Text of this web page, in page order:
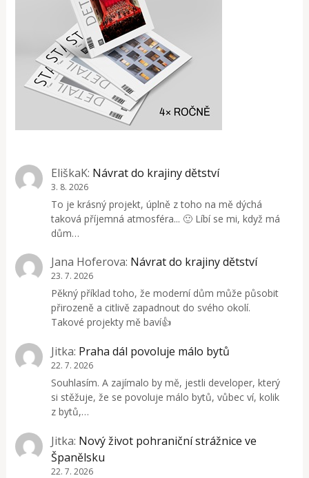
EliškaK: Návrat do krajiny dětství
3. 8. 2026
To je krásný projekt, úplně z toho na mě dýchá
taková příjemná atmosféra... 🙂 Líbí se mi, když má
dům…
Jana Hoferova: Návrat do krajiny dětství
23. 7. 2026
Pěkný příklad toho, že moderní dům může působit
přirozeně a citlivě zapadnout do svého okolí.
Takové projekty mě baví👍
Jitka: Praha dál povoluje málo bytů
22. 7. 2026
Souhlasím. A zajímalo by mě, jestli developer, který
si stěžuje, že se povoluje málo bytů, vůbec ví, kolik
z bytů,…
Jitka: Nový život pohraniční strážnice ve
Španělsku
22. 7. 2026